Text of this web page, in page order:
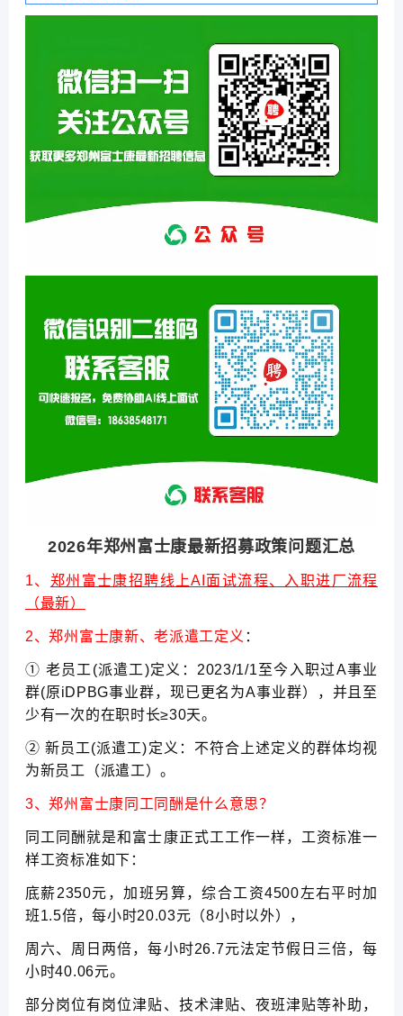
2026年郑州富士康最新招募政策问题汇总
1、 郑州富士康招聘线上AI面试流程、入职进厂流程
（最新）
2、郑州富士康新、老派遣工定义 ：
① 老员工(派遣工)定义：2023/1/1至今入职过A事业
群(原iDPBG事业群，现已更名为A事业群），并且至
少有一次的在职时长≥30天。
② 新员工(派遣工)定义：不符合上述定义的群体均视
为新员工（派遣工）。
3、郑州富士康同工同酬是什么意思？
同工同酬就是和富士康正式工工作一样，工资标准一
样工资标准如下：
底薪2350元，加班另算，综合工资4500左右平时加
班1.5倍，每小时20.03元（8小时以外），
周六、周日两倍，每小时26.7元法定节假日三倍，每
小时40.06元。
部分岗位有岗位津贴、技术津贴、夜班津贴等补助，